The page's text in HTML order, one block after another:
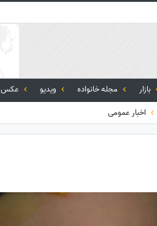
بازار مجله خانواده ویدیو عکس
اخبار عمومی